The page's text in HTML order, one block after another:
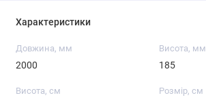
Характеристики
Довжина, мм
2000
Висота, мм
185
Висота, см Розмір, см